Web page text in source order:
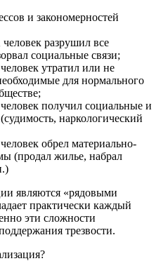
и закономерностей
разрушил все
социальные связи;
утратил или не
для нормального
получил социальные и
наркологический
обрел материально-
(продал жилье, набрал
являются «рядовыми
практически каждый
эти сложности
трезвости.